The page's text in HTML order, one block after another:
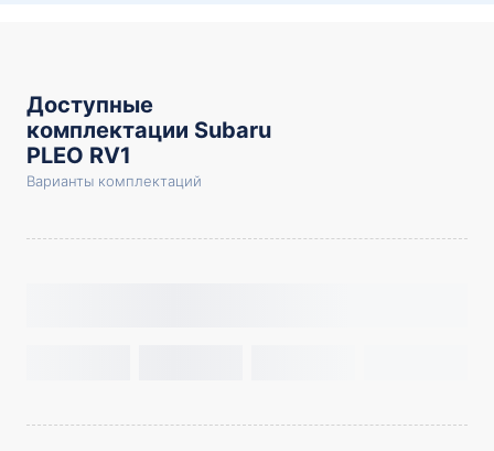
Доступные
комплектации Subaru
PLEO RV1
Варианты комплектаций